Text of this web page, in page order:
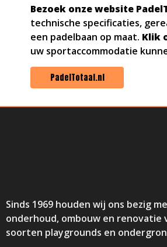
Bezoek onze website
technische specificaties,
een padelbaan op maat. Klik
uw sportaccommodatie
PadelTotaal.nl
Sinds 1969 houden wij ons bezig
onderhoud, ombouw en renovatie
soorten playgrounds en